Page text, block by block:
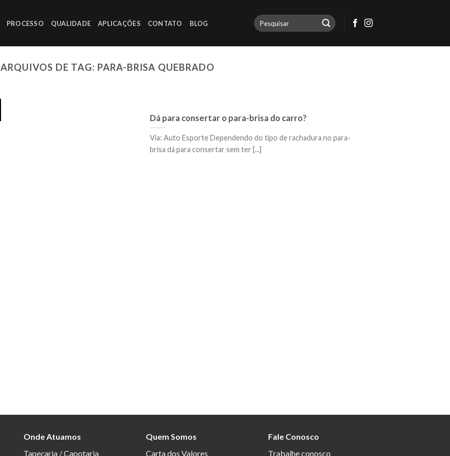
PROCESSO QUALIDADE APLICAÇÕES CONTATO BLOG
ARQUIVOS DE TAG: PARA-BRISA QUEBRADO
Dá para consertar o para-brisa do carro?
Via: Auto Esporte Dependendo do tipo de rachadura no para-
brisa dá para consertar sem ter [...]
Onde Atuamos
Tapeçaria / Capotaria
Quem Somos
Carta dos Valores
Fale Conosco
Trabalhe conosco